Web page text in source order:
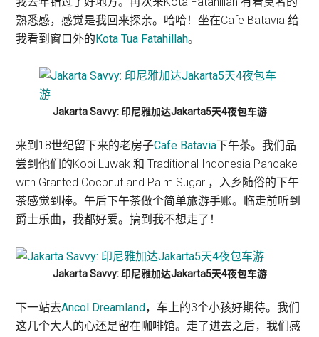
熟悉感，感觉是我回来探亲。哈哈！坐在Cafe Batavia 给
我看到窗口外的Kota Tua Fatahillah。
Jakarta Savvy: 印尼雅加达Jakarta5天4夜包车游
来到18世纪留下来的老房子Cafe Batavia下午茶。我们品
尝到他们的Kopi Luwak 和 Traditional Indonesia Pancake
with Granted Cocpnut and Palm Sugar ，入乡随俗的下午
茶感觉到棒。午后下午茶做个简单旅游手账。临走前听到
爵士乐曲，我都好爱。搞到我不想走了！
Jakarta Savvy: 印尼雅加达Jakarta5天4夜包车游
下一站去Ancol Dreamland，车上的3个小孩好期待。我们
这几个大人的心还是留在咖啡馆。走了进去之后，我们感